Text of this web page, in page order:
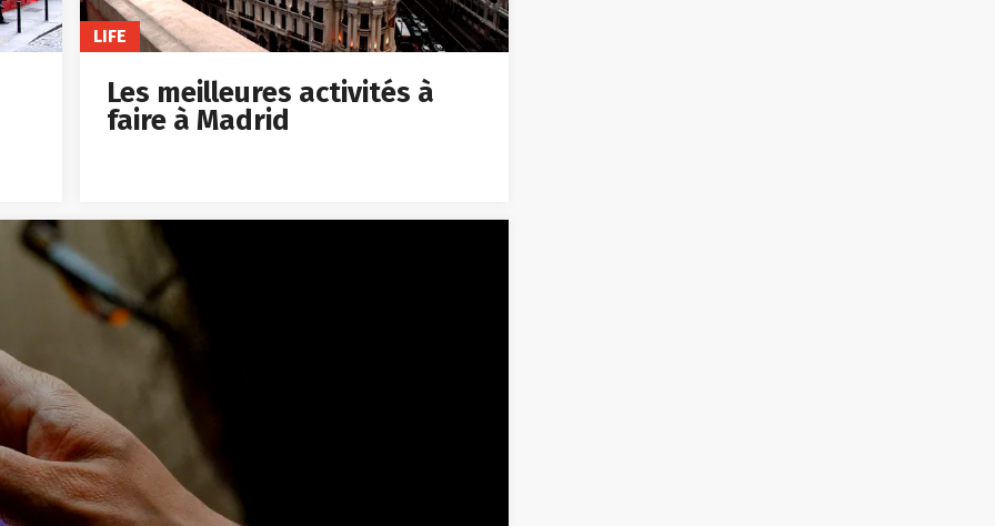
LIFE
Les meilleures activités à
faire à Madrid